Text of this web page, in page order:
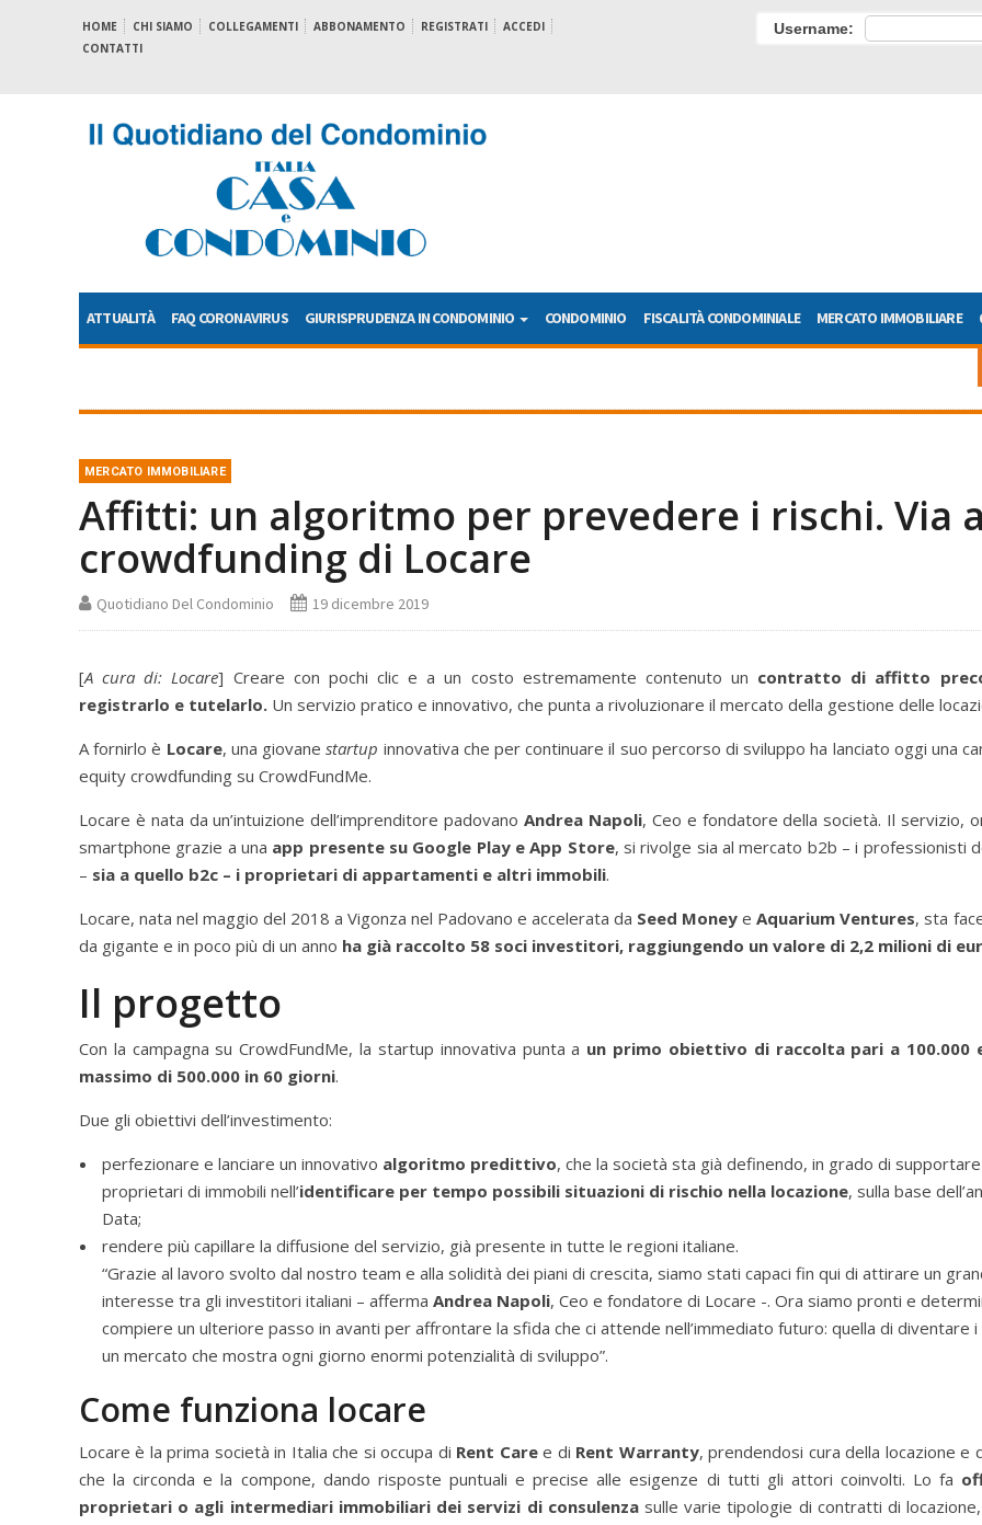
HOME CHI SIAMO COLLEGAMENTI ABBONAMENTO REGISTRATI
ACCEDI
CONTATTI
Username:
ATTUALITÀ FAQ CORONAVIRUS GIURISPRUDENZA IN CONDOMINIO CONDOMINIO FISCALITÀ CONDOMINIALE MERCATO IMMOBILIARE
MERCATO IMMOBILIARE
Affitti: un algoritmo per prevedere i rischi. Via
crowdfunding di Locare
Quotidiano Del Condominio 19 dicembre 2019
[A cura di: Locare] Creare con pochi clic e a un costo estremamente contenuto un contratto di affitto
registrarlo e tutelarlo. Un servizio pratico e innovativo, che punta a rivoluzionare il mercato della gestione delle
A fornirlo è Locare, una giovanestartup innovativa che per continuare il suo percorso di sviluppo ha lanciato oggi una
equity crowdfunding su CrowdFundMe.
Locare è nata da un’intuizione dell’imprenditore padovanoAndrea Napoli, Ceo e fondatore della società. Il servizio,
smartphone grazie a una app presente su Google Play e App Store, si rivolge sia al mercato b2b – i professionisti
– sia a quello b2c – i proprietari di appartamenti e altri immobili.
Locare, nata nel maggio del 2018 a Vigonza nel Padovano e accelerata da Seed Money e Aquarium Ventures, sta
da gigante e in poco più di un anno ha già raccolto 58 soci investitori, raggiungendo un valore di 2,2 milioni di
Il progetto
Con la campagna su CrowdFundMe, la startup innovativa punta a un primo obiettivo di raccolta pari a 100.000
massimo di 500.000 in 60 giorni.
Due gli obiettivi dell’investimento:
perfezionare e lanciare un innovativo algoritmo predittivo, che la società sta già definendo, in grado di
proprietari di immobili nell’identificare per tempo possibili situazioni di rischio nella locazione, sulla base
Data;
rendere più capillare la diffusione del servizio, già presente in tutte le regioni italiane.
“Grazie al lavoro svolto dal nostro team e alla solidità dei piani di crescita, siamo stati capaci fin qui di attirare un
interesse tra gli investitori italiani – afferma Andrea Napoli, Ceo e fondatore di Locare -. Ora siamo pronti e
compiere un ulteriore passo in avanti per affrontare la sfida che ci attende nell’immediato futuro: quella di diventare
un mercato che mostra ogni giorno enormi potenzialità di sviluppo”.
Come funziona locare
Locare è la prima società in Italia che si occupa di Rent Caree di Rent Warranty, prendendosi cura della locazione e
che la circonda e la compone, dando risposte puntuali e precise alle esigenze di tutti gli attori coinvolti. Lo fa
proprietari o agli intermediari immobiliari dei servizi di consulenzasulle varie tipologie di contratti di